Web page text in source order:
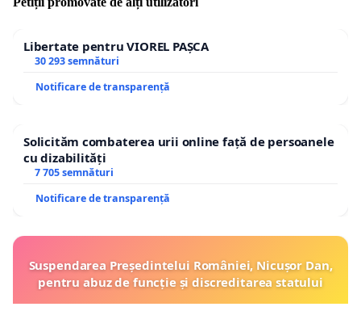
Libertate pentru VIOREL PAȘCA
30 293 semnături
Notificare de transparență
Solicităm combaterea urii online față de persoanele
cu dizabilități
7 705 semnături
Notificare de transparență
Suspendarea Președintelui României, Nicușor Dan,
pentru abuz de funcție și discreditarea statului